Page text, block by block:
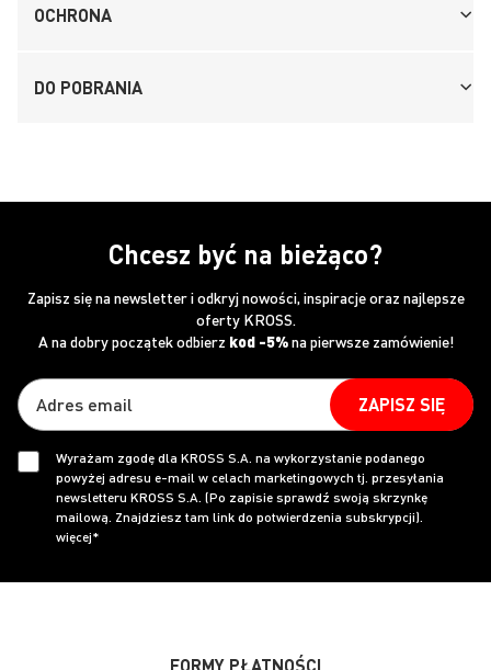
OCHRONA
DO POBRANIA
Chcesz być na bieżąco?
Zapisz się na newsletter i odkryj nowości, inspiracje oraz najlepsze
oferty KROSS.
A na dobry początek odbierz kod -5%na pierwsze zamówienie!
ZAPISZ SIĘ
Wyrażam zgodę dla KROSS S.A. na wykorzystanie podanego
powyżej adresu e-mail w celach marketingowych tj. przesyłania
newsletteru KROSS S.A. (Po zapisie sprawdź swoją skrzynkę
mailową. Znajdziesz tam link do potwierdzenia subskrypcji).
więcej*
FORMY PŁATNOŚCI